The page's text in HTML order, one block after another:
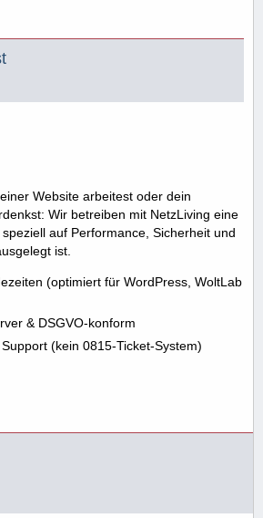
Website arbeitest oder dein
Wir betreiben mit NetzLiving eine
auf Performance, Sicherheit und
ist.
(optimiert für WordPress, WoltLab
& DSGVO-konform
(kein 0815-Ticket-System)